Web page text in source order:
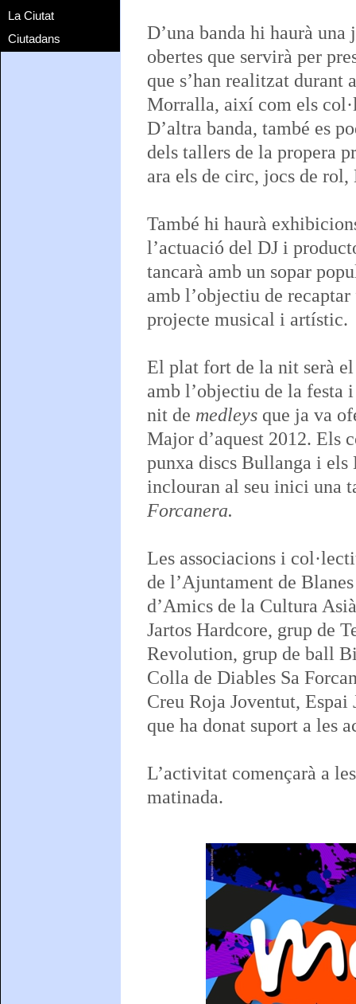
La Ciutat
Ciutadans
D’una banda hi haurà una
obertes que servirà per
que s’han realitzat durant
Morralla, així com els
D’altra banda, també es
dels tallers de la propera
ara els de circ, jocs de
També hi haurà
l’actuació del DJ i
tancarà amb un sopar
amb l’objectiu de
projecte musical i artístic.
El plat fort de la nit serà
amb l’objectiu de la festa
nit de medleys que ja va
Major d’aquest 2012. Els
punxa discs Bullanga i
inclouran al seu inici una
Forcanera.
Les associacions i
de l’Ajuntament de
d’Amics de la Cultura
Jartos Hardcore, grup de
Revolution, grup de ball
Colla de Diables Sa
Creu Roja Joventut,
que ha donat suport a les
L’activitat començarà a
matinada.